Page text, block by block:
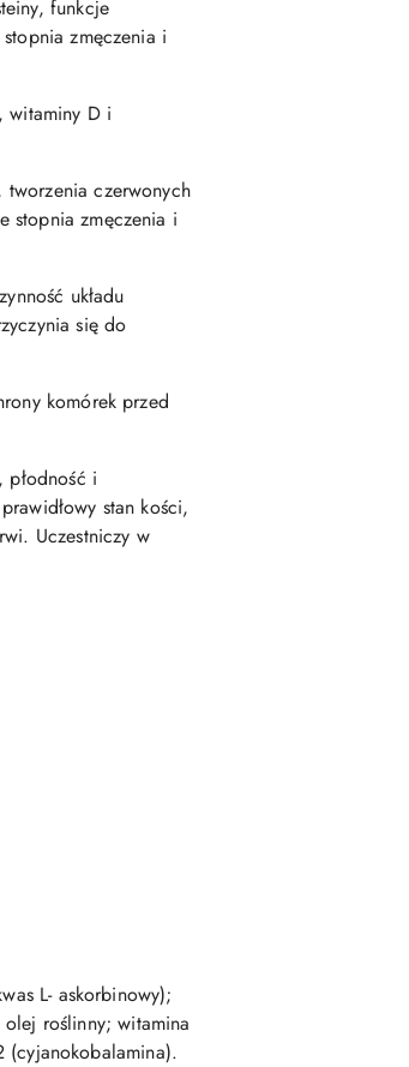
funkcje
zmęczenia i
witaminy D i
czerwonych
stopnia zmęczenia i
układu
się do
komórek przed
i
stan kości,
Uczestniczy w
L- askorbinowy);
roślinny; witamina
(cyjanokobalamina).